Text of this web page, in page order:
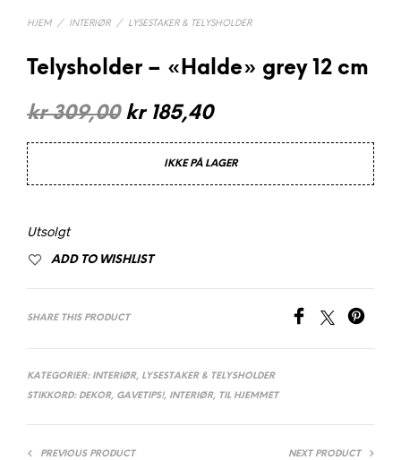
HJEM / INTERIØR / LYSESTAKER & TELYSHOLDER
Telysholder – «Halde» grey 12 cm
kr309,00 Opprinnelig
pris
kr185,40Nåværende
pris
er:
IKKE PÅ LAGER
Utsolgt
ADD TO WISHLIST
SHARE THIS PRODUCT
KATEGORIER: INTERIØR, LYSESTAKER & TELYSHOLDER
STIKKORD: DEKOR, GAVETIPS!, INTERIØR, TIL HJEMMET
PREVIOUS PRODUCT NEXT PRODUCT